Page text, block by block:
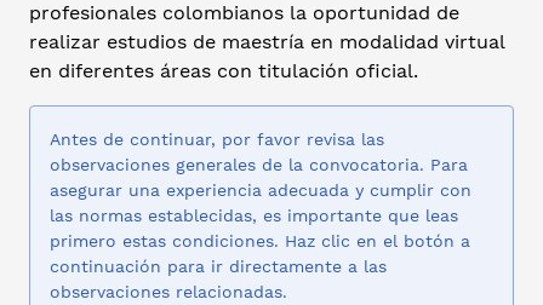
profesionales colombianos la oportunidad de
realizar estudios de maestría en modalidad virtual
en diferentes áreas con titulación oficial.
Antes de continuar, por favor revisa las
observaciones generales de la convocatoria. Para
asegurar una experiencia adecuada y cumplir con
las normas establecidas, es importante que leas
primero estas condiciones. Haz clic en el botón a
continuación para ir directamente a las
observaciones relacionadas.